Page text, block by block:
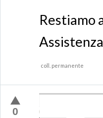
Restiamo
coll. permanente
0